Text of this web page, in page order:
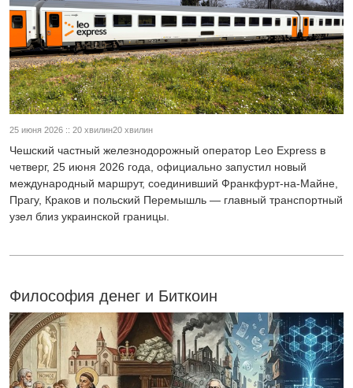
25 июня 2026 :: 20 хвилин20 хвилин
Чешский частный железнодорожный оператор Leo Express в
четверг, 25 июня 2026 года, официально запустил новый
международный маршрут, соединивший Франкфурт-на-Майне,
Прагу, Краков и польский Перемышль — главный транспортный
узел близ украинской границы.
Философия денег и Биткоин